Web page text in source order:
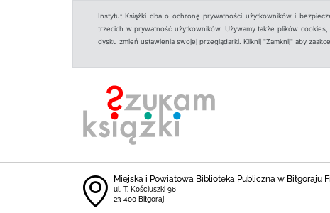
Instytut Książki dba o ochronę prywatności użytkowników i
trzecich w prywatność użytkowników. Używamy także plików
dysku zmień ustawienia swojej przeglądarki. Kliknij "Zamknij" aby
Miejska i Powiatowa Biblioteka Publiczna w Biłgoraju
ul. T. Kościuszki 96
23-400 Biłgoraj